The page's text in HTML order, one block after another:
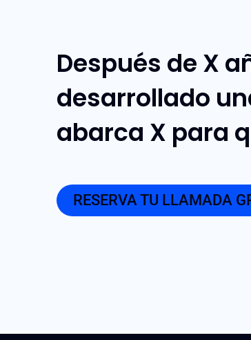
Después de X
desarrollado
abarca X para
RESERVA TU LLAMADA